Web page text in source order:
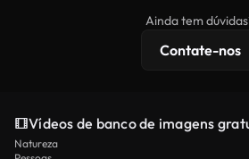
licenciamento estendidas.
Ainda tem
Contate-nos
Vídeos de banco de imagens
Natureza